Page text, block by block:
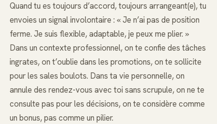
Quand tu es toujours d’accord, toujours arrangeant(e), tu
envoies un signal involontaire : « Je n’ai pas de position
ferme. Je suis flexible, adaptable, je peux me plier. »
Dans un contexte professionnel, on te confie des tâches
ingrates, on t’oublie dans les promotions, on te sollicite
pour les sales boulots. Dans ta vie personnelle, on
annule des rendez-vous avec toi sans scrupule, on ne te
consulte pas pour les décisions, on te considère comme
un bonus, pas comme un pilier.